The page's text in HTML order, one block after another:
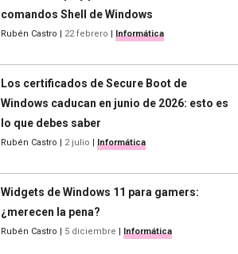
comandos Shell de Windows
Rubén Castro | 22 febrero | Informática
Los certificados de Secure Boot de
Windows caducan en junio de 2026: esto es
lo que debes saber
Rubén Castro | 2 julio | Informática
Widgets de Windows 11 para gamers:
¿merecen la pena?
Rubén Castro | 5 diciembre | Informática